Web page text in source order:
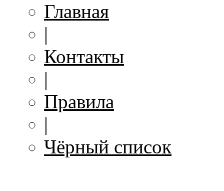
Главная
|
Контакты
|
Правила
|
Чёрный список